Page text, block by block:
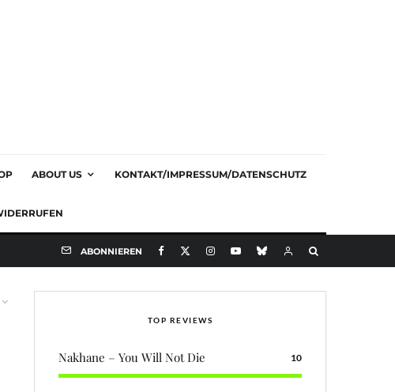
ABOUT US KONTAKT/IMPRESSUM/DATENSCHUTZ
ABONNIEREN
TOP REVIEWS
Nakhane – You Will Not Die 10